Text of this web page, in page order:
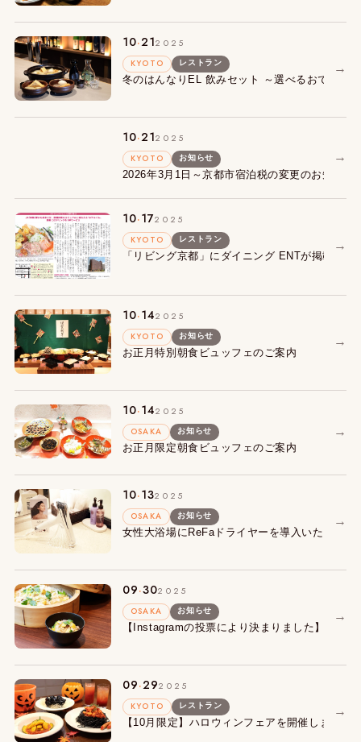
10.212025
KYOTO
レストラン
冬のはんなりEL 飲みセット ～選べるおでん3
→
10.212025
KYOTO
お知らせ
2026年3月1日～京都市宿泊税の変更のお知らせ
→
10.172025
KYOTO
レストラン
「リビング京都」にダイニング ENTが掲載され
→
10.142025
KYOTO
お知らせ
お正月特別朝食ビュッフェのご案内
→
10.142025
OSAKA
お知らせ
お正月限定朝食ビュッフェのご案内
→
10.132025
OSAKA
お知らせ
女性大浴場にReFaドライヤーを導入いたしまし
→
09.302025
OSAKA
お知らせ
【Instagramの投票により決まりました】朝食
→
09.292025
KYOTO
レストラン
【10月限定】ハロウィンフェアを開催します！
→